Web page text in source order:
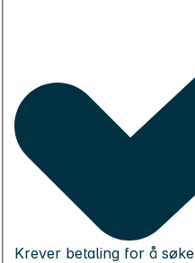
Krever betaling for å